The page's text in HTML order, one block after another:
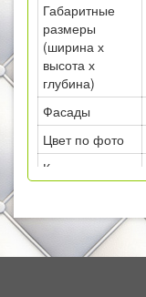
Габаритные
размеры
(ширина х
высота х
глубина)
Фасады
Цвет по фото
Кромка